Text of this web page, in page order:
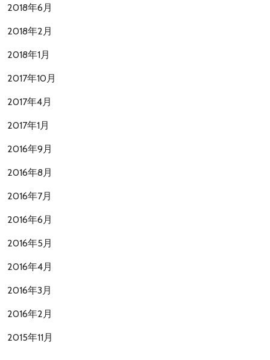
2018年6月
2018年2月
2018年1月
2017年10月
2017年4月
2017年1月
2016年9月
2016年8月
2016年7月
2016年6月
2016年5月
2016年4月
2016年3月
2016年2月
2015年11月